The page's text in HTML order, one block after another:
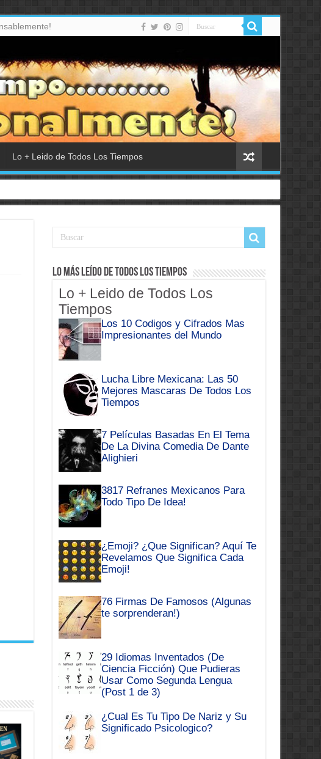
Lo + Leido de Todos Los Tiempos
Lo Más Leído de Todos Los Tiempos
Lo + Leido de Todos Los
Tiempos
Los 10 Codigos y Cifrados Mas
Impresionantes del Mundo
Lucha Libre Mexicana: Las 50
Mejores Mascaras De Todos Los
Tiempos
7 Películas Basadas En El Tema
De La Divina Comedia De Dante
Alighieri
3817 Refranes Mexicanos Para
Todo Tipo De Idea!
¿Emoji? ¿Que Significan? Aquí Te
Revelamos Que Significa Cada
Emoji!
76 Firmas De Famosos (Algunas
te sorprenderan!)
29 Idiomas Inventados (De
Ciencia Ficción) Que Pudieras
Usar Como Segunda Lengua
(Post 1 de 3)
¿Cual Es Tu Tipo De Nariz y Su
Significado Psicologico?